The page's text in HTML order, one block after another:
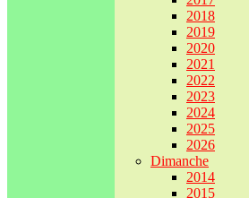
2018
2019
2020
2021
2022
2023
2024
2025
2026
Dimanche
2014
2015